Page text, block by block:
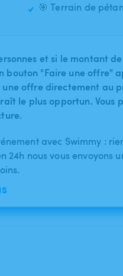
🎯 Terrain de
et si le montant
bouton "Faire une offre"
offre directement au
le plus opportun. Vous
avec Swimmy :
24h nous vous envoyons